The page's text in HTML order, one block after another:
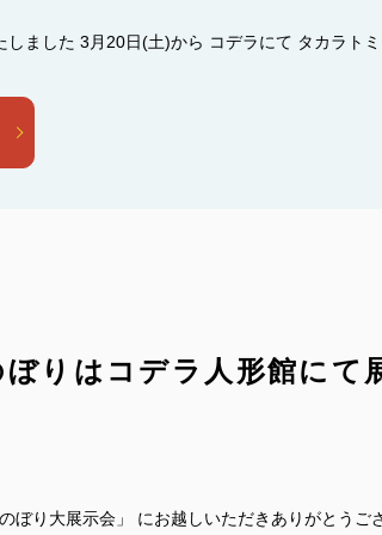
しました 3月20日(土)から コデラにて タカラト
りはコデラ人形館にて
ぼり大展示会」 にお越しいただきありがとう